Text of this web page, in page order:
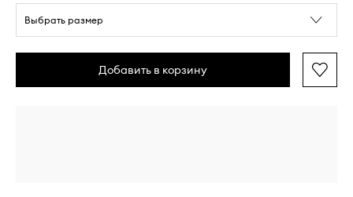
Выбрать размер
Добавить в корзину